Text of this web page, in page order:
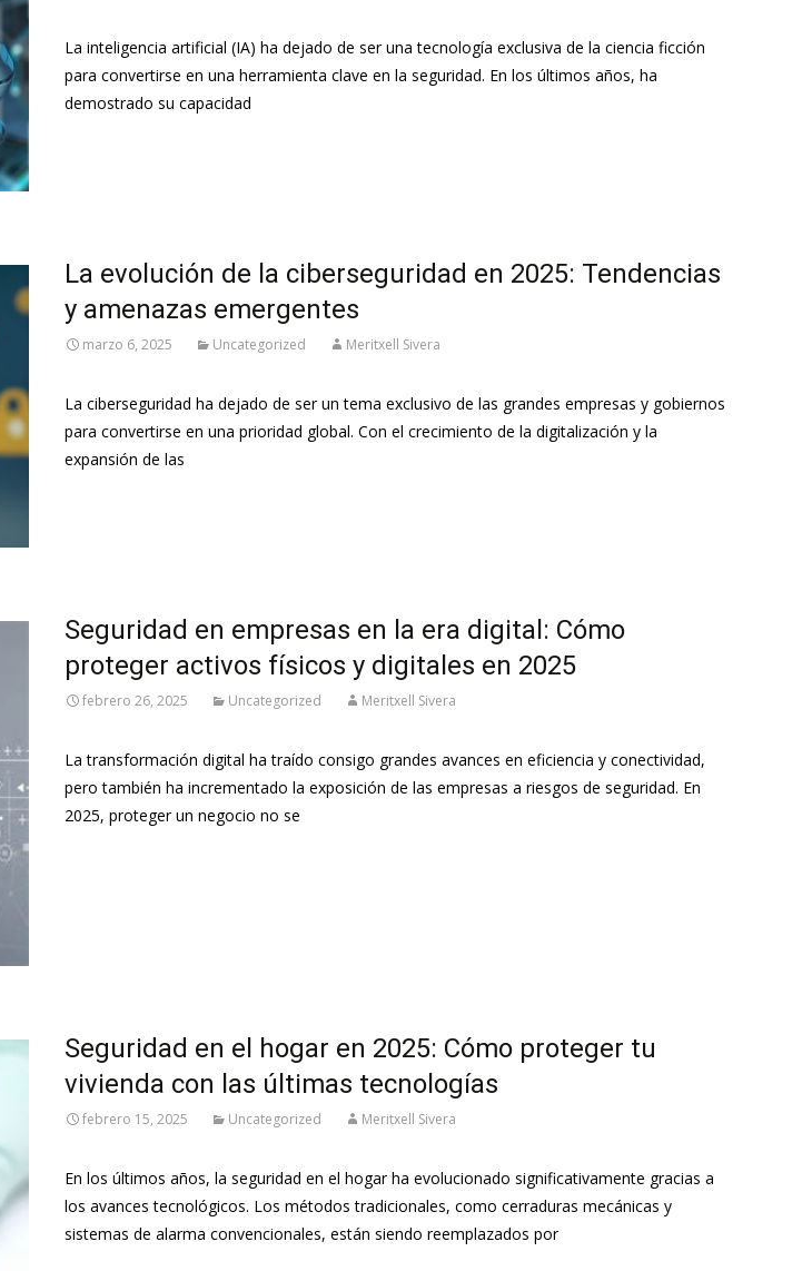
La inteligencia artificial (IA) ha dejado de ser una tecnología exclusiva de la ciencia ficción
para convertirse en una herramienta clave en la seguridad. En los últimos años, ha
demostrado su capacidad
La evolución de la ciberseguridad en 2025: Tendencias
y amenazas emergentes
marzo 6, 2025 Uncategorized Meritxell Sivera
La ciberseguridad ha dejado de ser un tema exclusivo de las grandes empresas y gobiernos
para convertirse en una prioridad global. Con el crecimiento de la digitalización y la
expansión de las
Seguridad en empresas en la era digital: Cómo
proteger activos físicos y digitales en 2025
febrero 26, 2025 Uncategorized Meritxell Sivera
La transformación digital ha traído consigo grandes avances en eficiencia y conectividad,
pero también ha incrementado la exposición de las empresas a riesgos de seguridad. En
2025, proteger un negocio no se
Seguridad en el hogar en 2025: Cómo proteger tu
vivienda con las últimas tecnologías
febrero 15, 2025 Uncategorized Meritxell Sivera
En los últimos años, la seguridad en el hogar ha evolucionado significativamente gracias a
los avances tecnológicos. Los métodos tradicionales, como cerraduras mecánicas y
sistemas de alarma convencionales, están siendo reemplazados por